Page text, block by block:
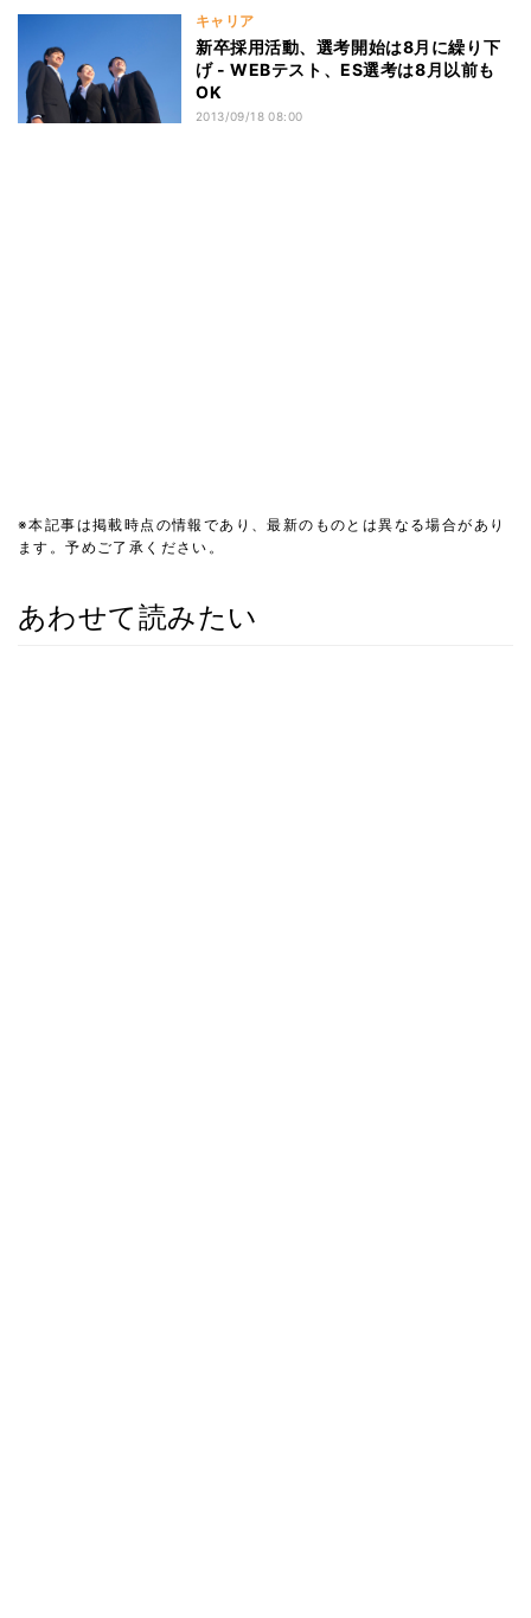
キャリア
新卒採用活動、選考開始は8月に繰り下
げ - WEBテスト、ES選考は8月以前も
OK
2013/09/18 08:00
※本記事は掲載時点の情報であり、最新のものとは異なる場合があり
ます。予めご了承ください。
あわせて読みたい